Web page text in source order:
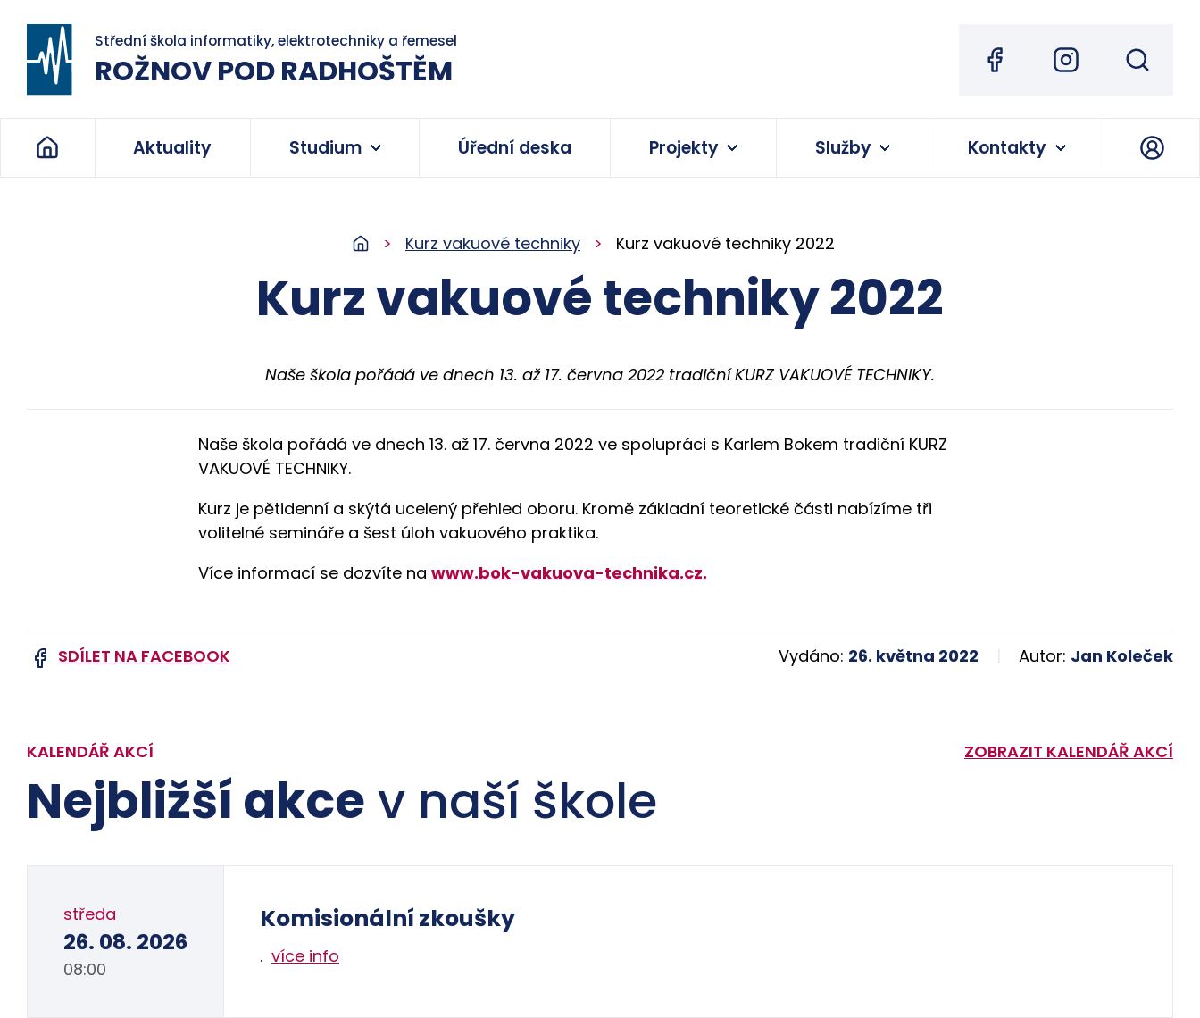
Střední škola informatiky, elektrotechniky a řemesel
ROŽNOV POD RADHOŠTĚM
Aktuality Studium Úřední deska Projekty Služby Kontakty
Kurz vakuové techniky Kurz vakuové techniky 2022
Kurz vakuové techniky 2022
Naše škola pořádá ve dnech 13. až 17. června 2022 tradiční KURZ VAKUOVÉ TECHNIKY.
Naše škola pořádá ve dnech 13. až 17. června 2022 ve spolupráci s Karlem Bokem tradiční KURZ
VAKUOVÉ TECHNIKY.
Kurz je pětidenní a skýtá ucelený přehled oboru. Kromě základní teoretické části nabízíme tři
volitelné semináře a šest úloh vakuového praktika.
Více informací se dozvíte na www.bok-vakuova-technika.cz.
SDÍLET NA FACEBOOK Vydáno: 26. května 2022 Autor: Jan Koleček
KALENDÁŘ AKCÍ
Nejbližší akcev naší škole
ZOBRAZIT KALENDÁŘ AKCÍ
středa
26. 08. 2026
08:00
Komisionální zkoušky
. více info